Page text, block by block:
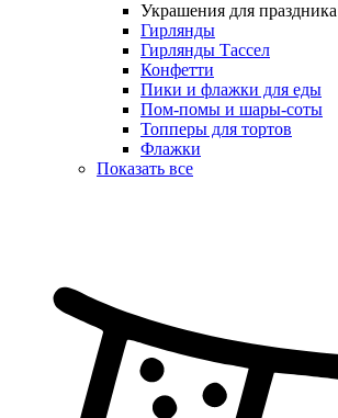
Украшения для праздника
Гирлянды
Гирлянды Тассел
Конфетти
Пики и флажки для еды
Пом-помы и шары-соты
Топперы для тортов
Флажки
Показать все